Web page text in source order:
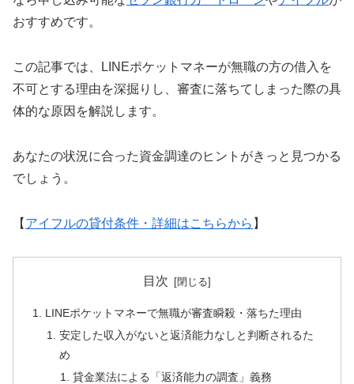
おすすめです。
この記事では、LINEポケットマネーが無職の方の借入を
不可とする理由を深掘りし、審査に落ちてしまった際の具
体的な原因を解説します。
あなたの状況に合った資金調達のヒントがきっと見つかる
でしょう。
【 アイフルの貸付条件・詳細はこちらから 】
目次
LINEポケットマネーで無職が審査瞬殺・落ちた理由
安定した収入がないと返済能力なしと判断されるた
め
貸金業法による「返済能力の調査」義務